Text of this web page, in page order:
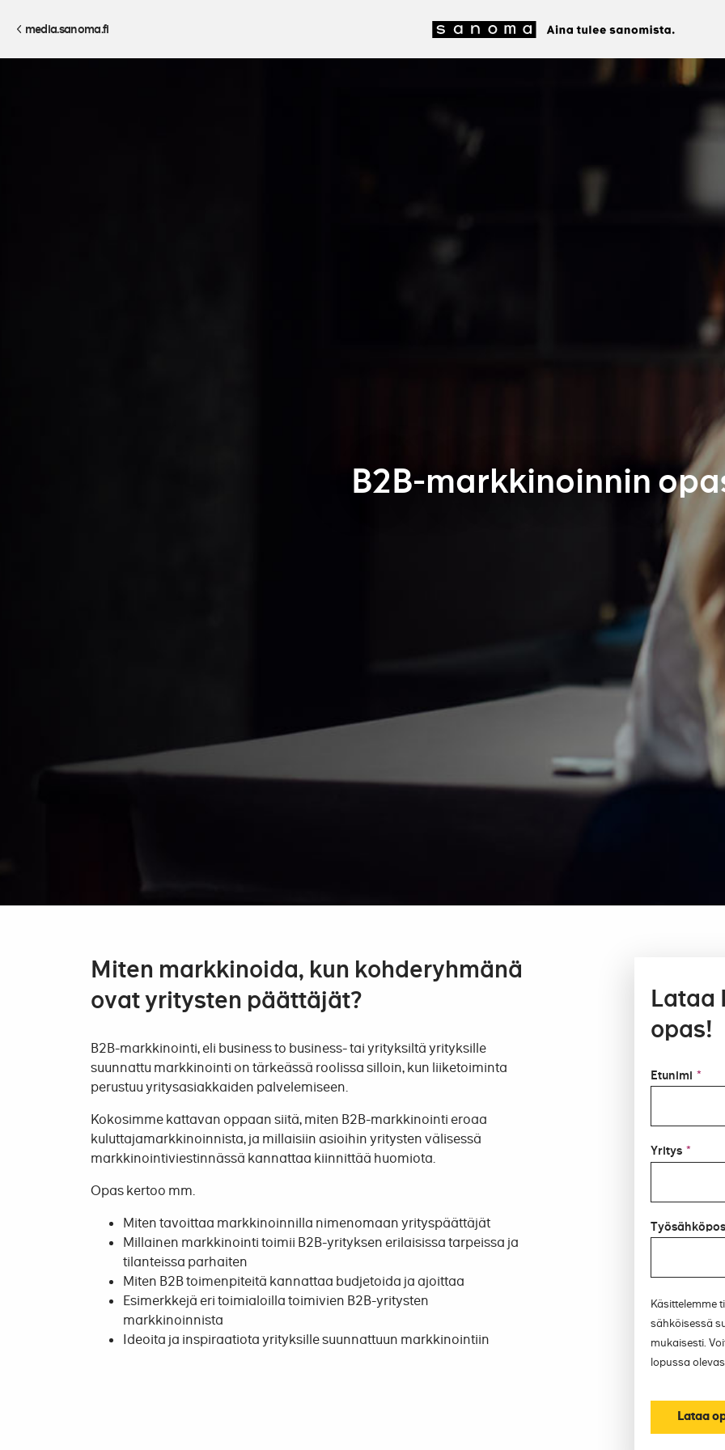
media.sanoma.fi
B2B-markkinoinnin
Miten markkinoida, kun kohderyhmänä
ovat yritysten päättäjät?
B2B-markkinointi, eli business to business- tai yrityksiltä yrityksille
suunnattu markkinointi on tärkeässä roolissa silloin, kun liiketoiminta
perustuu yritysasiakkaiden palvelemiseen.
Kokosimme kattavan oppaan siitä, miten B2B-markkinointi eroaa
kuluttajamarkkinoinnista, ja millaisiin asioihin yritysten välisessä
markkinointiviestinnässä kannattaa kiinnittää huomiota.
Opas kertoo mm.
Miten tavoittaa markkinoinnilla nimenomaan yrityspäättäjät
Millainen markkinointi toimii B2B-yrityksen erilaisissa tarpeissa ja
tilanteissa parhaiten
Miten B2B toimenpiteitä kannattaa budjetoida ja ajoittaa
Esimerkkejä eri toimialoilla toimivien B2B-yritysten
markkinoinnista
Ideoita ja inspiraatiota yrityksille suunnattuun markkinointiin
Lataa
opas!
*
Etunimi
*
Yritys
Käsittelemme
sähköisessä
mukaisesti.
lopussa
Lataa